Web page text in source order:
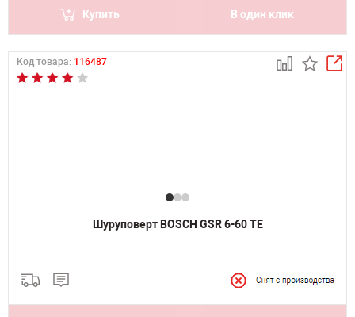
Купить В один клик
Код товара: 116487
Шуруповерт BOSCH GSR 6-60 TE